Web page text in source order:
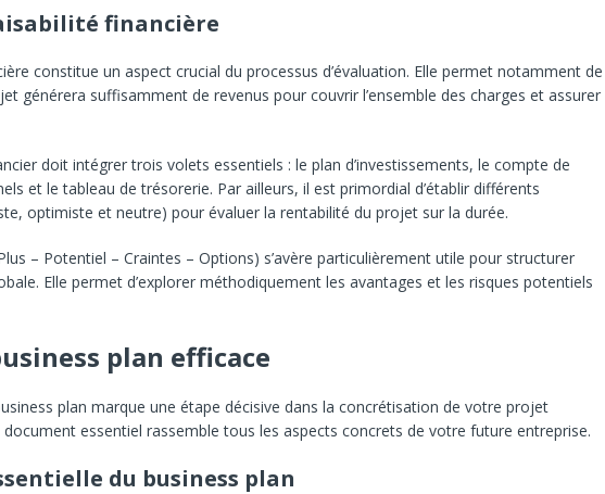
financière
constitue un aspect crucial du processus d’évaluation. Elle permet notamment de
générera suffisamment de revenus pour couvrir l’ensemble des charges et assurer
doit intégrer trois volets essentiels : le plan d’investissements, le compte de
et le tableau de trésorerie. Par ailleurs, il est primordial d’établir différents
optimiste et neutre) pour évaluer la rentabilité du projet sur la durée.
– Potentiel – Craintes – Options) s’avère particulièrement utile pour structurer
Elle permet d’explorer méthodiquement les avantages et les risques potentiels
plan efficace
plan marque une étape décisive dans la concrétisation de votre projet
document essentiel rassemble tous les aspects concrets de votre future entreprise.
du business plan